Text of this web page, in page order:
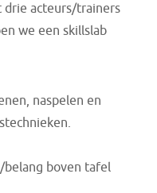
drie acteurs/trainers
we een skillslab
naspelen en
boven tafel